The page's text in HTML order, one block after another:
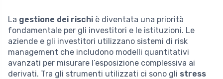
La gestione dei rischi è diventata una priorità
fondamentale per gli investitori e le istituzioni. Le
aziende e gli investitori utilizzano sistemi di risk
management che includono modelli quantitativi
avanzati per misurare l’esposizione complessiva ai
derivati. Tra gli strumenti utilizzati ci sono gli stress